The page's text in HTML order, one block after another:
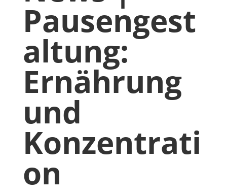
Pausengest
altung:
Ernährung
und
Konzentrati
on